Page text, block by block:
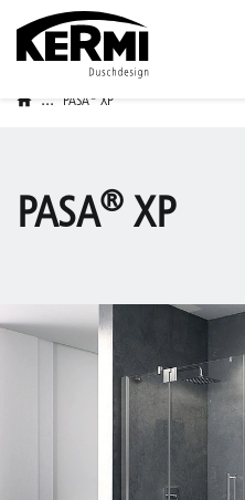
... PASA® XP
PASA® XP